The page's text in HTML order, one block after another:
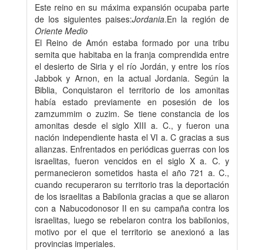
Este reino en su máxima expansión ocupaba parte
de los siguientes paises:Jordania.En la región de
Oriente Medio
El Reino de Amón estaba formado por una tribu
semita que habitaba en la franja comprendida entre
el desierto de Siria y el río Jordán, y entre los ríos
Jabbok y Arnon, en la actual Jordania. Según la
Biblia, Conquistaron el territorio de los amonitas
había estado previamente en posesión de los
zamzummim o zuzim. Se tiene constancia de los
amonitas desde el siglo XIII a. C., y fueron una
nación independiente hasta el VI a. C gracias a sus
alianzas. Enfrentados en periódicas guerras con los
israelitas, fueron vencidos en el siglo X a. C. y
permanecieron sometidos hasta el año 721 a. C.,
cuando recuperaron su territorio tras la deportación
de los israelitas a Babilonia gracias a que se aliaron
con a Nabucodonosor II en su campaña contra los
israelitas, luego se rebelaron contra los babilonios,
motivo por el que el territorio se anexionó a las
provincias imperiales.